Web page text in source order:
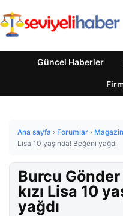
Güncel Haberler
Ana sayfa › Forumlar › Magazin
Lisa 10 yaşında! Beğeni yağdı
Burcu Gönder
kızı Lisa 10
yağdı